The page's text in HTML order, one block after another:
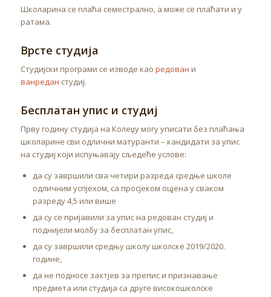
Школарина се плаћа семестрално, а може се плаћати и у
ратама.
Врсте студија
Студијски програми се изводе као редован и
ванредан студиј.
Бесплатан упис и студиј
Прву годину студија на Колеџу могу уписати без плаћања
школарине сви одлични матуранти – кандидати за упис
на студиј који испуњавају сљедеће услове:
да су завршили сва четири разреда средње школе
одличним успјехом, са просјеком оцјена у сваком
разреду 4,5 или више
да су се пријавили за упис на редован студиј и
поднијели молбу за бесплатан упис,
да су завршили средњу школу школске 2019/2020.
године,
да не подносе захтјев за препис и признавање
предмета или студија са друге високошколске